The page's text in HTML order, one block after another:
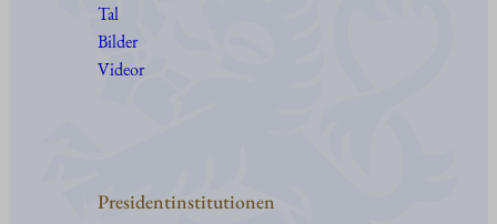
Tal
Bilder
Videor
Presidentinstitutionen